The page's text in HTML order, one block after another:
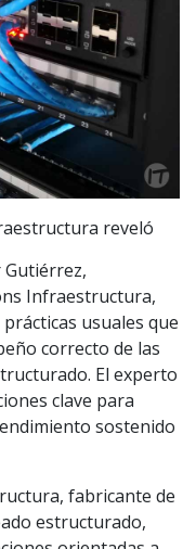
reveló
Gutiérrez,
Infraestructura,
usuales que
correcto de las
El experto
clave para
sostenido
fabricante de
estructurado,